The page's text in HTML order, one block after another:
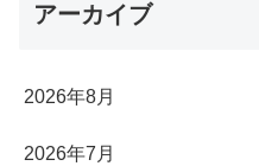
アーカイブ
2026年8月
2026年7月